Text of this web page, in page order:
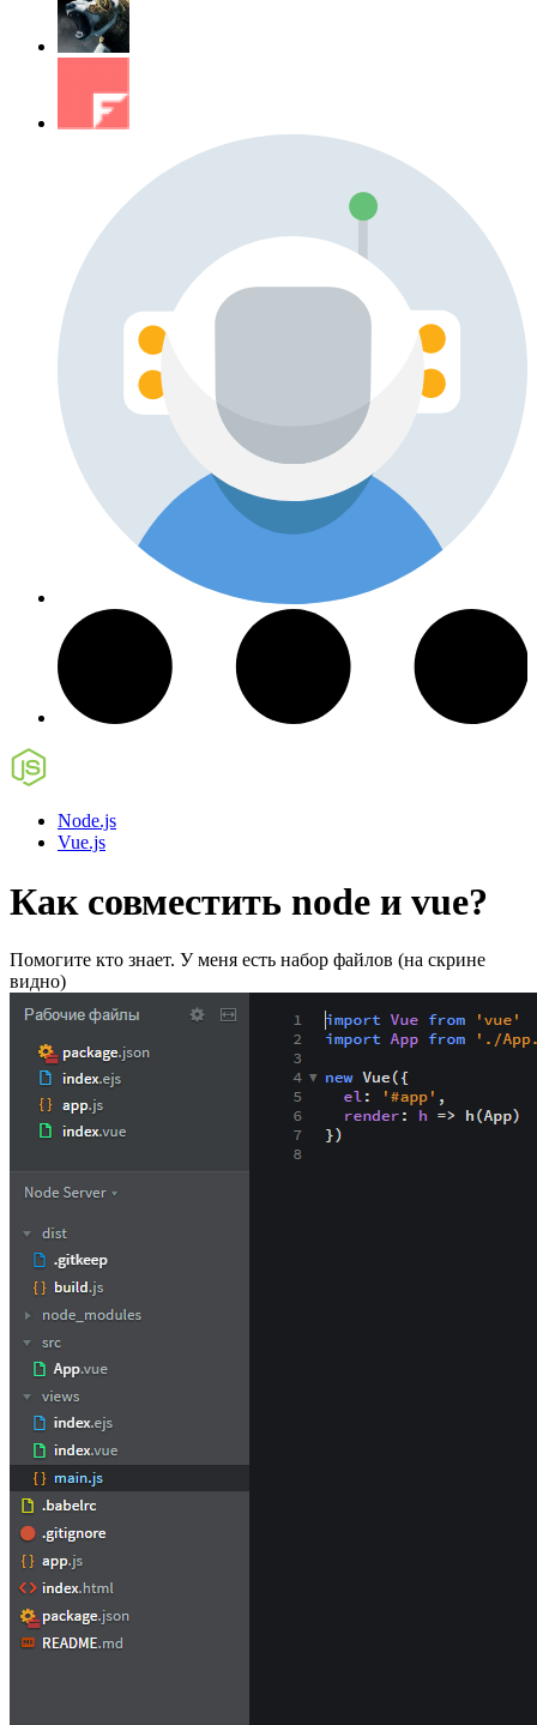
Node.js
Vue.js
Как совместить node и vue?
Помогите кто знает. У меня есть набор файлов (на скрине
видно)